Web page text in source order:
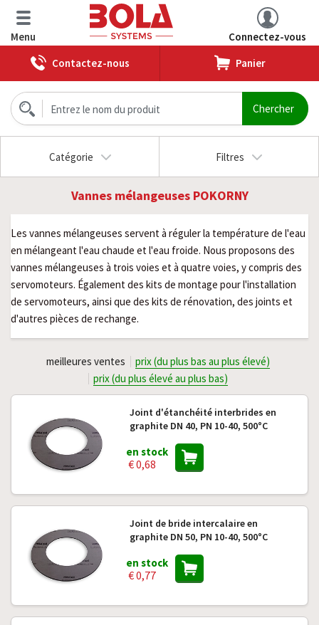
Menu
Connectez-vous
Contactez-nous
Panier
Catégorie Filtres
Vannes mélangeuses POKORNY
Les vannes mélangeuses servent à réguler la température de l'eau
en mélangeant l'eau chaude et l'eau froide. Nous proposons des
vannes mélangeuses à trois voies et à quatre voies, y compris des
servomoteurs. Également des kits de montage pour l'installation
de servomoteurs, ainsi que des kits de rénovation, des joints et
d'autres pièces de rechange.
meilleures ventes
prix (du plus bas au plus élevé)
prix (du plus élevé au plus bas)
Joint d'étanchéité interbrides en
graphite DN 40, PN 10-40, 500°C
en stock
€ 0,68
Joint de bride intercalaire en
graphite DN 50, PN 10-40, 500°C
en stock
€ 0,77